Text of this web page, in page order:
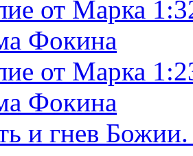
от Марка
Фокина
от Марка
Фокина
и гнев